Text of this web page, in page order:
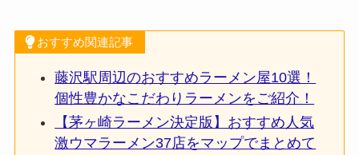
おすすめ関連記事
藤沢駅周辺のおすすめラーメン屋10選！
個性豊かなこだわりラーメンをご紹介！
【茅ヶ崎ラーメン決定版】おすすめ人気
激ウマラーメン37店をマップでまとめて